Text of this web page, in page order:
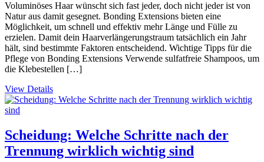
Voluminöses Haar wünscht sich fast jeder, doch nicht jeder ist von
Natur aus damit gesegnet. Bonding Extensions bieten eine
Möglichkeit, um schnell und effektiv mehr Länge und Fülle zu
erzielen. Damit dein Haarverlängerungstraum tatsächlich ein Jahr
hält, sind bestimmte Faktoren entscheidend. Wichtige Tipps für die
Pflege von Bonding Extensions Verwende sulfatfreie Shampoos, um
die Klebestellen […]
View Details
Scheidung: Welche Schritte nach der
Trennung wirklich wichtig sind